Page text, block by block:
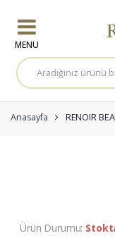
A
r
a
a
:
Anasayfa RENOIR
Ürün Durumu: